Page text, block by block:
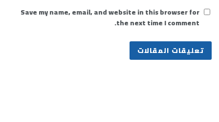
Save my name, email, and website in this browser for
the next time I comment.